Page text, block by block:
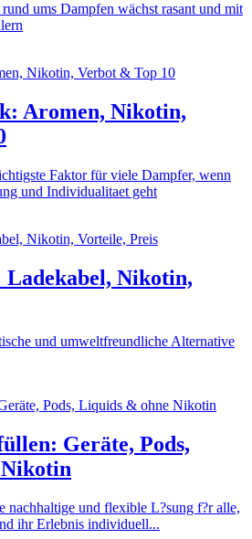
ums Dampfen wächst rasant und mit
Aromen, Nikotin,
Faktor für viele Dampfer, wenn
und Individualitaet geht
Ladekabel, Nikotin,
und umweltfreundliche Alternative
Geräte, Pods,
nachhaltige und flexible L?sung f?r alle,
ihr Erlebnis individuell...